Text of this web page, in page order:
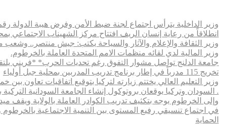
وزير الداخلية يترأس اجتماع لجنة ضبط الأمن وفرض هيبة الدولة رقم
انطلاقاً من رعاية إنسان الريف افتتاح مركز الشهيناب
وزير الثقافة والإعلام والآثار والسياحة يكتب: جيش منتصر.. وشعب
وزير المالية لدي لقائه منظمات الامم المتحدة العاملة بالخرطوم.
جامعة الدلنج تواصل مشوار التفوق رغم تحديات الحرب* *فريني
تخريج 115 مدرباً في إطار برنامج تدريب المدربين بمحلية جبل أولياء
وزير التعليم العالي يختتم زيارته لتركيا بتوقيع اتفاقيات تعاون
. السودان وتركيا يوقعان بروتوكول إنشاء الجامعة السودانية التركية بالخرطوم 2.
وإلى الخرطوم يوجه بتكثيف تدريب الكوادر العاملة بالولاية ويقف
في اجتماع تنسيقي رفيع المستوى بين التنمية الاجتماعية
الحماية